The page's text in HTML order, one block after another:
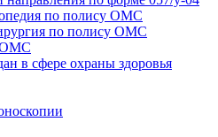
по полису ОМС
по полису ОМС
ОМС
в сфере охраны здоровья